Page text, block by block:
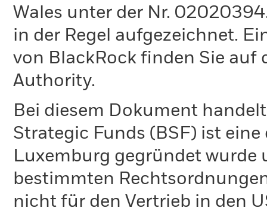
Wales unter der Nr.
in der Regel aufgezeichnet.
von BlackRock finden Sie auf
Authority.
Bei diesem Dokument
Strategic Funds (BSF) ist
Luxemburg gegründet
bestimmten
nicht für den Vertrieb in den